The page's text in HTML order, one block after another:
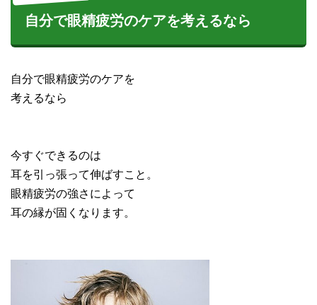
自分で眼精疲労のケアを考えるなら
自分で眼精疲労のケアを
考えるなら
今すぐできるのは
耳を引っ張って伸ばすこと。
眼精疲労の強さによって
耳の縁が固くなります。